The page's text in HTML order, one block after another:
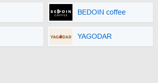
BEDOIN coffee
YAGODAR